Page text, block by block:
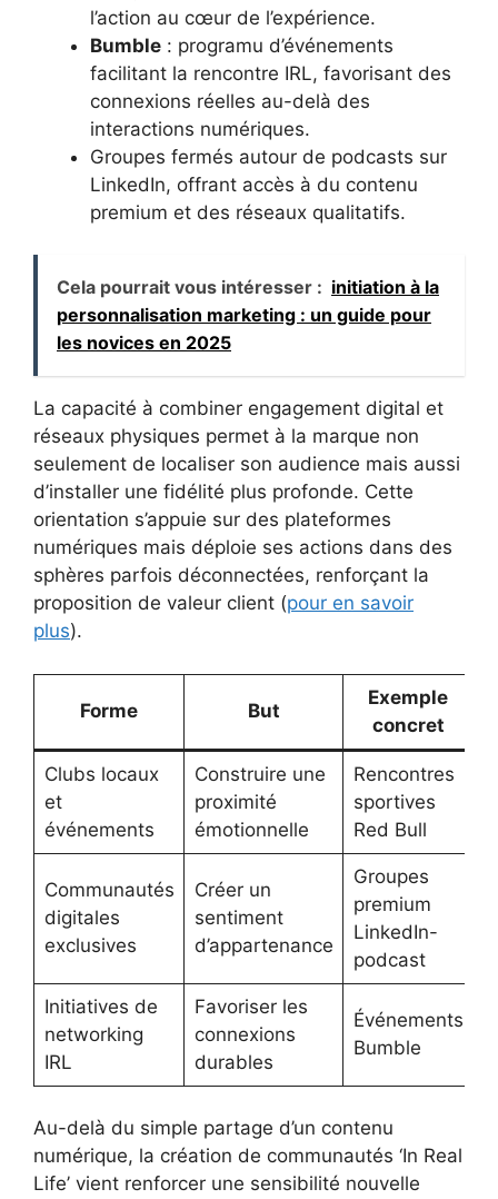
l’action au cœur de l’expérience.
Bumble : programu d’événements
facilitant la rencontre IRL, favorisant des
connexions réelles au-delà des
interactions numériques.
Groupes fermés autour de podcasts sur
LinkedIn, offrant accès à du contenu
premium et des réseaux qualitatifs.
Cela pourrait vous intéresser : initiation à la
personnalisation marketing : un guide pour
les novices en 2025
La capacité à combiner engagement digital et
réseaux physiques permet à la marque non
seulement de localiser son audience mais aussi
d’installer une fidélité plus profonde. Cette
orientation s’appuie sur des plateformes
numériques mais déploie ses actions dans des
sphères parfois déconnectées, renforçant la
proposition de valeur client (pour en savoir
plus).
Forme But
Exemple
concret
Clubs locaux
et
événements
Construire une
proximité
émotionnelle
Rencontres
sportives
Red Bull
Communautés
digitales
exclusives
Créer un
sentiment
d’appartenance
Groupes
premium
LinkedIn-
podcast
Initiatives de
networking
IRL
Favoriser les
connexions
durables
Événements
Bumble
Au-delà du simple partage d’un contenu
numérique, la création de communautés ‘In Real
Life’ vient renforcer une sensibilité nouvelle